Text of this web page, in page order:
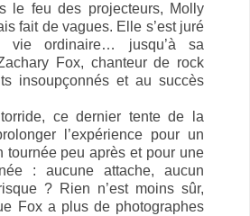
le feu des projecteurs, Molly
fait de vagues. Elle s’est juré
vie ordinaire… jusqu’à sa
Fox, chanteur de rock
insoupçonnés et au succès
ce dernier tente de la
l’expérience pour un
tournée peu après et pour une
: aucune attache, aucun
? Rien n’est moins sûr,
Fox a plus de photographes